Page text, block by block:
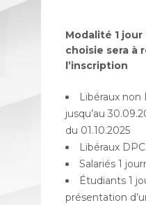
Modalité 1 jour
choisie sera à
l’inscription
Libéraux
jusqu’au
du 01.10.2025
Libéraux
Salariés 1
Étudiants 1
présentation